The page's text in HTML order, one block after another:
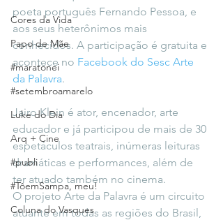
Cores da Vida
Papo de Mãe
#maratonei
#setembroamarelo
Luke do Dia
Arq + Cine
#publi
#TôemSampa, meu!
Coluna do Vasques
poeta português Fernando Pessoa, e
aos seus heterônimos mais
conhecidos. A participação é gratuita e
acontece no Facebook do Sesc Arte
da Palavra.
Jairo Klein é ator, encenador, arte
educador e já participou de mais de 30
espetáculos teatrais, inúmeras leituras
dramáticas e performances, além de
ter atuado também no cinema.
O projeto Arte da Palavra é um circuito
atuante em todas as regiões do Brasil,